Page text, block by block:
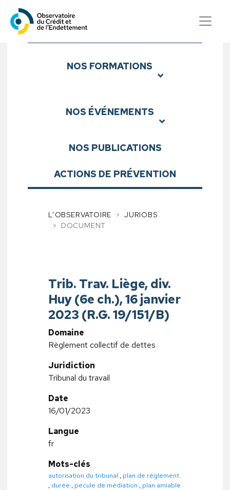
Observatoire du Crédit et
Sous-menu
NOS FORMATIONS
NOS ÉVÉNEMENTS
NOS PUBLICATIONS
ACTIONS DE PRÉVENTION
L’OBSERVATOIRE
JURIOBS
DOCUMENT
Trib. Trav. Liège, div.
Huy (6e ch.), 16 janvier
2023 (R.G. 19/151/B)
Domaine
Règlement collectif de dettes
Juridiction
Tribunal du travail
Date
16/01/2023
Langue
fr
Mots-clés
autorisation du tribunal , plan de règlement
, durée , pécule de médiation , plan amiable